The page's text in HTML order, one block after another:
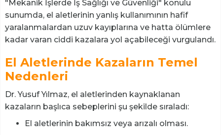
"Mekanik İşlerde İş Sağlığı ve Güvenliği" konulu
sunumda, el aletlerinin yanlış kullanımının hafif
yaralanmalardan uzuv kayıplarına ve hatta ölümlere
kadar varan ciddi kazalara yol açabileceği vurgulandı.
El Aletlerinde Kazaların Temel
Nedenleri
Dr. Yusuf Yılmaz, el aletlerinden kaynaklanan
kazaların başlıca sebeplerini şu şekilde sıraladı:
El aletlerinin bakımsız veya arızalı olması.